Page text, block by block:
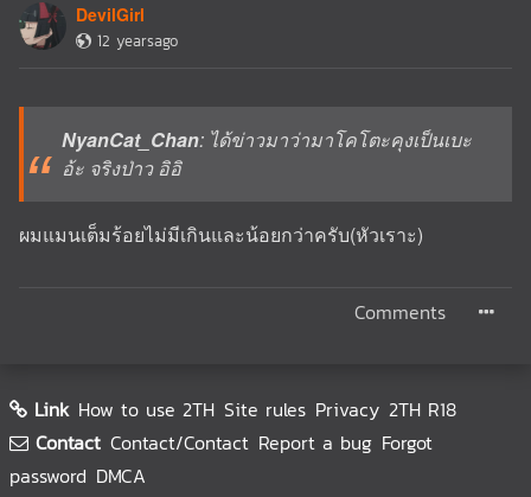
DevilGirl
12 yearsago
NyanCat_Chan: ได้ข่าวมาว่ามาโคโตะคุงเป็นเบะ
อ้ะ จริงป่าว อิอิ
ผมแมนเต็มร้อยไม่มีเกินและน้อยกว่าครับ(หัวเราะ)
Comments
Link How to use 2TH Site rules Privacy 2TH R18
Contact Contact/Contact Report a bug Forgot
password DMCA